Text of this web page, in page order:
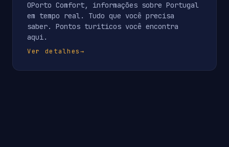
OPorto Comfort, informações sobre Portugal
em tempo real. Tudo que você precisa
saber. Pontos turiticos você encontra
aqui.
Ver detalhes→